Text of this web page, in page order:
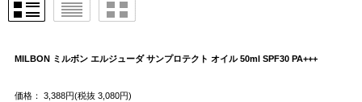
MILBON ミルボン エルジューダ サンプロテクト オイル 50ml SPF30 PA+++
価格： 3,388円(税抜 3,080円)